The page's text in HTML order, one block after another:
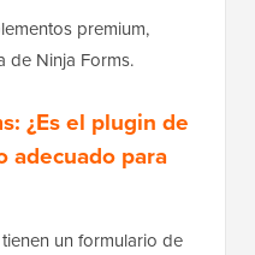
premium,
de Ninja Forms.
¿Es el plugin de
adecuado para
un formulario de